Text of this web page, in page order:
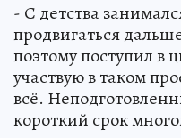
- С детства
продвигаться
поэтому поступил в
участвую в таком
всё.
короткий срок